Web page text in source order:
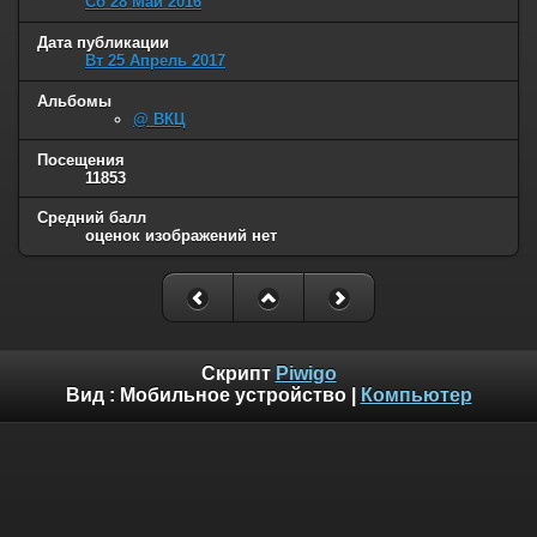
Дата публикации
Вт 25 Апрель 2017
Альбомы
@ ВКЦ
Посещения
11853
Средний балл
оценок изображений нет
Скрипт Piwigo
Вид : Мобильное устройство| Компьютер